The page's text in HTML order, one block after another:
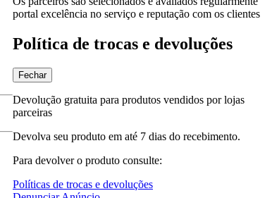
portal excelência no serviço e reputação com os clientes
Política de trocas e devoluções
Fechar
Devolução gratuita para produtos vendidos por lojas
parceiras
Devolva seu produto em até 7 dias do recebimento.
Para devolver o produto consulte:
Políticas de trocas e devoluções